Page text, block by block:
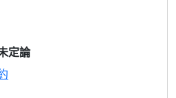
定論